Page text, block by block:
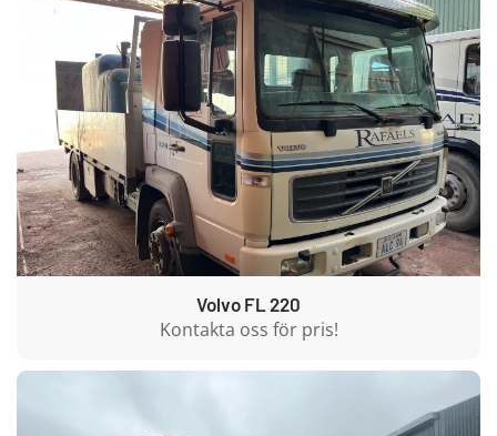
Volvo FL 220
Kontakta oss för pris!